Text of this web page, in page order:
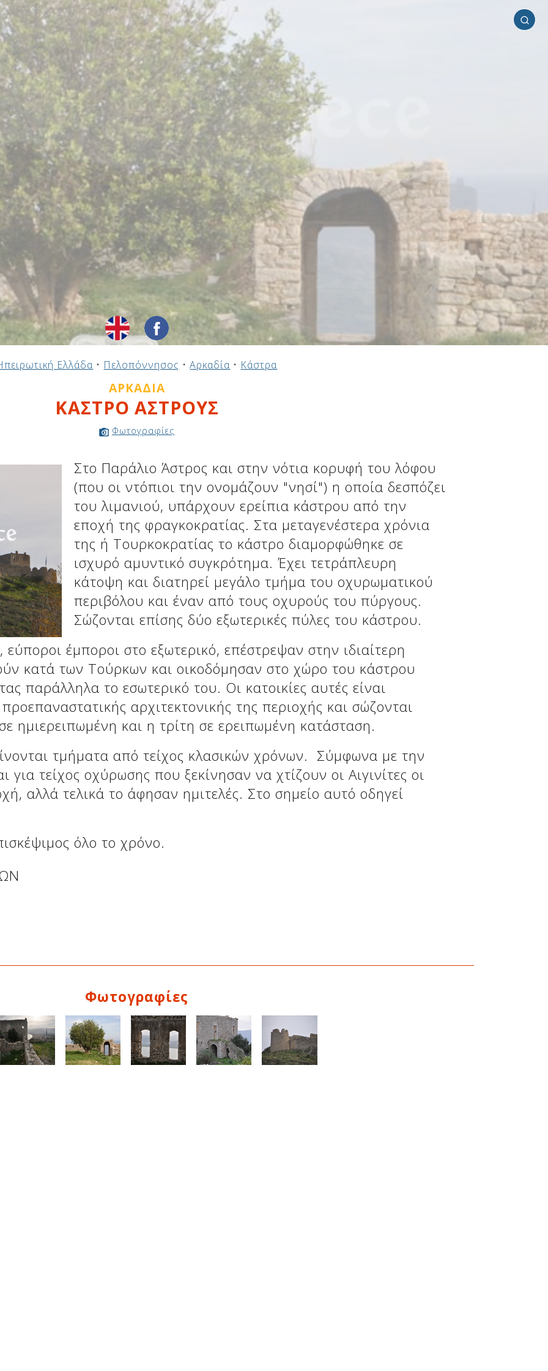
Ελλάδα • Πελοπόννησος •Αρκαδία • Κάστρα
ΑΡΚΑΔΊΑ
ΚΑΣΤΡΟ ΑΣΤΡΟΥΣ
Φωτογραφίες
Στο Παράλιο Άστρος και στην νότια κορυφή του λόφου
(που οι ντόπιοι την ονομάζουν "νησί") η οποία δεσπόζει
του λιμανιού, υπάρχουν ερείπια κάστρου από την
εποχή της φραγκοκρατίας. Στα μεταγενέστερα χρόνια
της ή Τουρκοκρατίας το κάστρο διαμορφώθηκε σε
ισχυρό αμυντικό συγκρότημα. Έχει τετράπλευρη
κάτοψη και διατηρεί μεγάλο τμήμα του οχυρωματικού
περιβόλου και έναν από τους οχυρούς του πύργους.
Σώζονται επίσης δύο εξωτερικές πύλες του κάστρου.
έμποροι στο εξωτερικό, επέστρεψαν στην ιδιαίτερη
κατά των Τούρκων και οικοδόμησαν στο χώρο του κάστρου
παράλληλα το εσωτερικό του. Οι κατοικίες αυτές είναι
αρχιτεκτονικής της περιοχής και σώζονται
ημιερειπωμένη και η τρίτη σε ερειπωμένη κατάσταση.
τμήματα από τείχος κλασικών χρόνων. Σύμφωνα με την
τείχος οχύρωσης που ξεκίνησαν να χτίζουν οι Αιγινίτες οι
αλλά τελικά το άφησαν ημιτελές. Στο σημείο αυτό οδηγεί
όλο το χρόνο.
Φωτογραφίες